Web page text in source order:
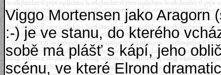
Viggo Mortensen jako Aragorn
:-) je ve stanu, do kterého
sobě má plášť s kápí, jeho
scénu, ve které Elrond